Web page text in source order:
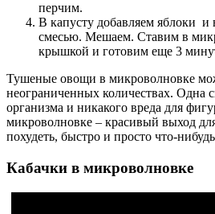
перчим.
В капусту добавляем яблоки и
смесью. Мешаем. Ставим в
крышкой и готовим еще 3
Тушеные овощи в микроволновке
неограниченных количествах. Одна
организма и никакого вреда для
микроволновке – красивый выход
похудеть, быстро и просто что-
Кабачки в микроволновке